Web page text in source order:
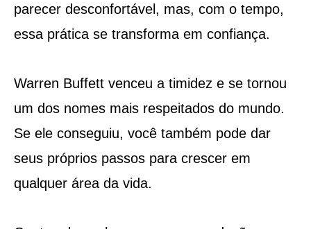
parecer desconfortável, mas, com o tempo,
essa prática se transforma em confiança.
Warren Buffett venceu a timidez e se tornou
um dos nomes mais respeitados do mundo.
Se ele conseguiu, você também pode dar
seus próprios passos para crescer em
qualquer área da vida.